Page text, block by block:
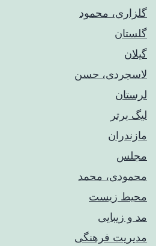
گلزاری، محمود
گلستان
گیلان
لاسجردی، حسن
لرستان
لیگ برتر
مازندران
مجلس
محمودی، محمد
محیط زیست
مد و زیبایی
مدیریت فرهنگی